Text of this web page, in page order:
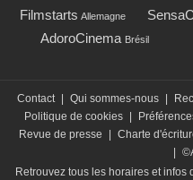
Filmstarts Allemagne
AdoroCinema Brésil
Contact Qui sommes-nous
Politique de cookies
Revue de presse
Charte
Retrouvez tous les horaires et